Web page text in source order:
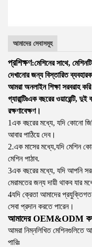
আমাদের সেবাসমূহ
প্রশিক্ষণ:মেশিনের সাথে,
দেখানোর জন্য বিস্তারিত
আমরা অনলাইন শিক্ষা সরবরাহ
গ্যারান্টিঃএক বছরের ওয়ারেন্টি, দুই
রক্ষণাবেক্ষণ।
1এক বছরের মধ্যে, যদি কোনো
আবার পাঠিয়ে দেব।
2.এক মাসের মধ্যে,যদি মেশিন
মেশিন পাঠাব.
3এক বছরের মধ্যে, যদি আপনি
মেরামতের জন্য দায়ী থাকব যার
4যদি ক্রেতা আমাদের
সেবা প্রদান করতে পারেন।
আমাদের OEM&ODM
আমরা নিম্নলিখিত
পারিঃ